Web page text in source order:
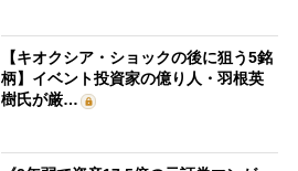
【キオクシア・ショックの後に狙う5銘
柄】イベント投資家の億り人・羽根英
樹氏が厳…